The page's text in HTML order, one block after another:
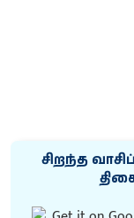
சிறந்த